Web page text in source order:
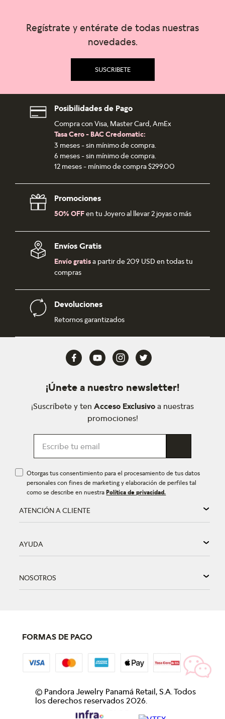
Regístrate y entérate de todas nuestras
novedades.
SUSCRIBETE
Posibilidades de Pago
Compra con Visa, Master Card, AmEx
Tasa Cero - BAC Credomatic:
3 meses - sin mínimo de compra.
6 meses - sin mínimo de compra.
12 meses - mínimo de compra $299.00
Promociones
50% OFFen tu Joyero al llevar 2 joyas o más
Envíos Gratis
Envío gratisa partir de 209 USD en todas tu
compras
Devoluciones
Retornos garantizados
¡Únete a nuestro newsletter!
¡Suscríbete y ten Acceso Exclusivo a nuestras
promociones!
Otorgas tus consentimiento para el procesamiento de tus datos
personales con fines de marketing y elaboración de perfiles tal
como se describe en nuestraPolítica de privacidad.
ATENCIÓN A CLIENTE
AYUDA
NOSOTROS
FORMAS DE PAGO
© Pandora Jewelry Panamá Retail, S.A. Todos
los derechos reservados 2026.